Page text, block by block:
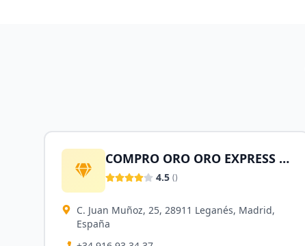
COMPRO ORO ORO EXPRESS Leganés
4.5 ()
C. Juan Muñoz, 25, 28911 Leganés, Madrid,
España